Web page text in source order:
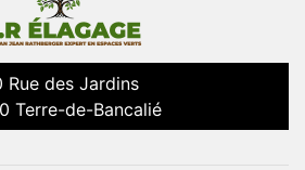
Rue des Jardins
Terre-de-Bancalié